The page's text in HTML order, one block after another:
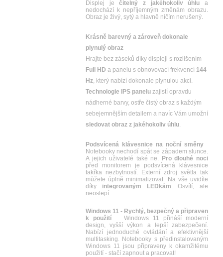
Displej ječitelný z jakéhokoliv úhlu a
nedochází k nepříjemným změnám obrazu.
Obraz je živý, sytý a hlavně ničím nerušený.
Krásně barevný a zároveň dokonale
plynulý obraz
Hrajte bez záseků díky displeji s rozlišením
Full HD a panelu s obnovovací frekvencí 144
Hz, který nabízí dokonale plynulou akci.
Technologie IPS panelu zajistí opravdu
nádherné barvy, ostře čistý obraz s každým
sebejemnějším detailem a navíc Vám umožní
sledovat obraz z jakéhokoliv úhlu.
Podsvícená klávesnice na noční směny
Notebooky nechodí spát se západem slunce.
A jejich uživatelé také ne.
Pro dlouhé noci
před monitorem je podsvícená klávesnice
takřka nezbytností. Externí zdroj světla tak
můžete úplně minimalizovat. Na vše uvidíte
díky integrovaným LEDkám. Osvítí, ale
neoslepí.
Windows 11 - Rychlý, bezpečný a připraven
k použití Windows 11 přináší moderní
design, vyšší výkon a lepší zabezpečení.
Nabízí jednoduché ovládání a efektivnější
multitasking. Notebooky s předinstalovaným
Windows 11 jsou připraveny k okamžitému
použití - stačí zapnout a pracovat!